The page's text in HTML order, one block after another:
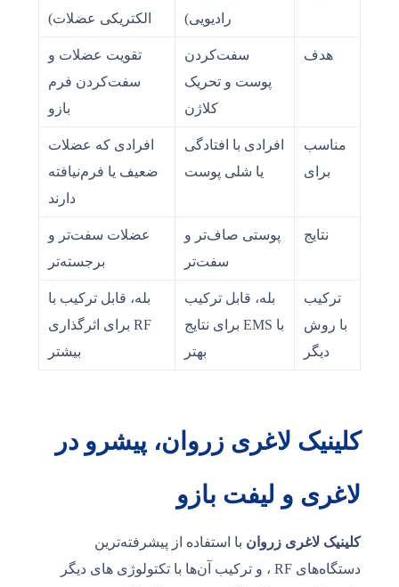
رادیویی)
الکتریکی عضلات)
هدف
سفت‌کردن
پوست و تحریک
کلاژن
تقویت عضلات و
سفت‌کردن فرم
بازو
مناسب
برای
افرادی با افتادگی
یا شلی پوست
افرادی که عضلات
ضعیف یا فرم‌نیافته
دارند
نتایج
پوستی صاف‌تر و
سفت‌تر
عضلات سفت‌تر و
برجسته‌تر
ترکیب
با روش
دیگر
بله، قابل ترکیب
با EMS برای نتایج
بهتر
بله، قابل ترکیب با
RF برای اثرگذاری
بیشتر
کلینیک لاغری زروان، پیشرو در
لاغری و لیفت بازو
کلینیک لاغری زروان با استفاده از پیشرفته‌ترین
دستگاه‌های RF ، و ترکیب آن‌ها با تکتولوژی های دیگر